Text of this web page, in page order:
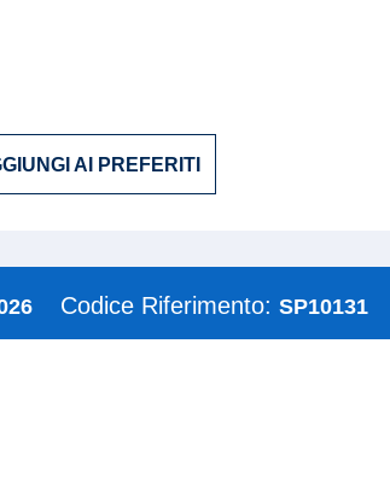
AI PREFERITI
Codice Riferimento: SP10131